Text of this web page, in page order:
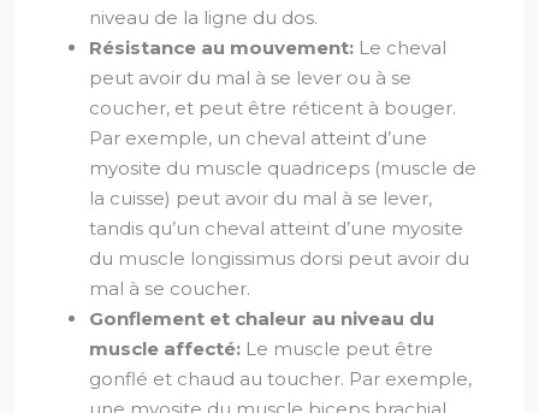
niveau de la ligne du dos.
Résistance au mouvement: Le cheval
peut avoir du mal à se lever ou à se
coucher, et peut être réticent à bouger.
Par exemple, un cheval atteint d’une
myosite du muscle quadriceps (muscle de
la cuisse) peut avoir du mal à se lever,
tandis qu’un cheval atteint d’une myosite
du muscle longissimus dorsi peut avoir du
mal à se coucher.
Gonflement et chaleur au niveau du
muscle affecté: Le muscle peut être
gonflé et chaud au toucher. Par exemple,